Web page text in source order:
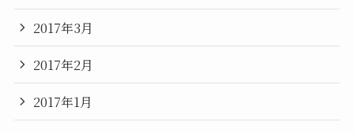
2017年3月
2017年2月
2017年1月